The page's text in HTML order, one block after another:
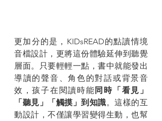
更加分的是，KIDsREAD的點讀情境
音檔設計，更將這份體驗延伸到聽覺
層面。只要輕輕一點，書中就能發出
導讀的聲音、角色的對話或背景音
效，孩子在閱讀時能 同時「看見」
「聽見」「觸摸」到知識。這樣的互
動設計，不僅讓學習變得生動，也幫